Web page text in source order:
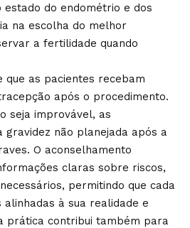
estado do endométrio e dos
na escolha do melhor
a fertilidade quando
que as pacientes recebam
após o procedimento.
seja improvável, as
gravidez não planejada após a
O aconselhamento
claras sobre riscos,
permitindo que cada
à sua realidade e
prática contribui também para